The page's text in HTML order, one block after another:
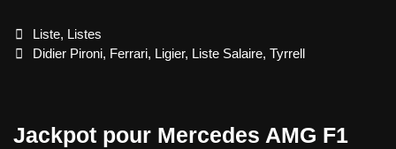
Categories
Liste, Listes
Tags
Didier Pironi, Ferrari, Ligier, Liste Salaire,Tyrrell
Jackpot pour Mercedes AMG F1